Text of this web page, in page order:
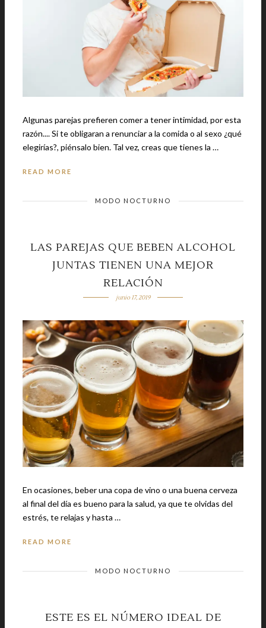
Algunas parejas prefieren comer a tener intimidad, por esta
razón.... Si te obligaran a renunciar a la comida o al sexo ¿qué
elegirías?, piénsalo bien. Tal vez, creas que tienes la …
READ MORE
MODO NOCTURNO
LAS PAREJAS QUE BEBEN ALCOHOL
JUNTAS TIENEN UNA MEJOR
RELACIÓN
junio 17, 2019
En ocasiones, beber una copa de vino o una buena cerveza
al final del día es bueno para la salud, ya que te olvidas del
estrés, te relajas y hasta …
READ MORE
MODO NOCTURNO
ESTE ES EL NÚMERO IDEAL DE